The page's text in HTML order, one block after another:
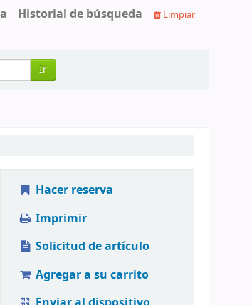
Historial de búsqueda Limpiar
Ir
Hacer reserva
Imprimir
Solicitud de artículo
Agregar a su carrito